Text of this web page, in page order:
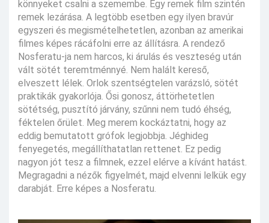
könnyeket csalni a szemembe. Egy remek film szintén
remek lezárása. A legtöbb esetben egy ilyen bravúr
egyszeri és megismételhetetlen, azonban az amerikai
filmes képes rácáfolni erre az állításra. A rendező
Nosferatu-ja nem harcos, ki árulás és veszteség után
vált sötét teremtménnyé. Nem halált kereső,
elveszett lélek. Orlok szentségtelen varázsló, sötét
praktikák gyakorlója. Ősi gonosz, áttörhetetlen
sötétség, pusztító járvány, szűnni nem tudó éhség,
féktelen őrület. Meg merem kockáztatni, hogy az
eddig bemutatott grófok legjobbja. Jéghideg
fenyegetés, megállíthatatlan rettenet. Ez pedig
nagyon jót tesz a filmnek, ezzel elérve a kívánt hatást.
Megragadni a nézők figyelmét, majd elvenni lelkük egy
darabját. Erre képes a Nosferatu.